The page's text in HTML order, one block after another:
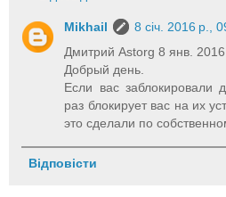
Mikhail
8 січ. 2016 р.,
Дмитрий Astorg 8 янв. 2016
Добрый день.
Если вас заблокировали
раз блокирует вас на их
это сделали по
Відповісти